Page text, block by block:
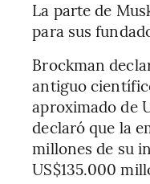
La parte de
para sus
Brockman
antiguo
aproximado de
declaró que la
millones de su
US$135.000